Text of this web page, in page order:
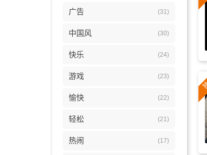
广告 (31)
中国风 (30)
快乐 (24)
游戏 (23)
愉快 (22)
轻松 (21)
热闹 (17)